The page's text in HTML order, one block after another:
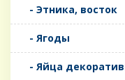
- Этника, восток
- Ягоды
- Яйца